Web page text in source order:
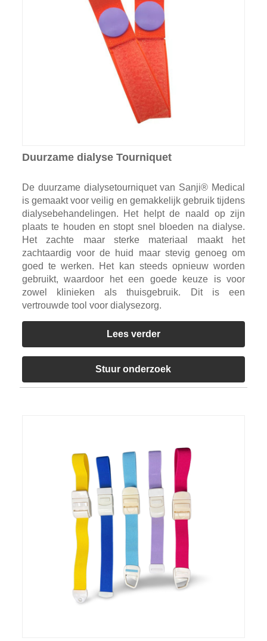
Duurzame dialyse Tourniquet
De duurzame dialysetourniquet van Sanji® Medical
is gemaakt voor veilig en gemakkelijk gebruik tijdens
dialysebehandelingen. Het helpt de naald op zijn
plaats te houden en stopt snel bloeden na dialyse.
Het zachte maar sterke materiaal maakt het
zachtaardig voor de huid maar stevig genoeg om
goed te werken. Het kan steeds opnieuw worden
gebruikt, waardoor het een goede keuze is voor
zowel klinieken als thuisgebruik. Dit is een
vertrouwde tool voor dialysezorg.
Lees verder
Stuur onderzoek